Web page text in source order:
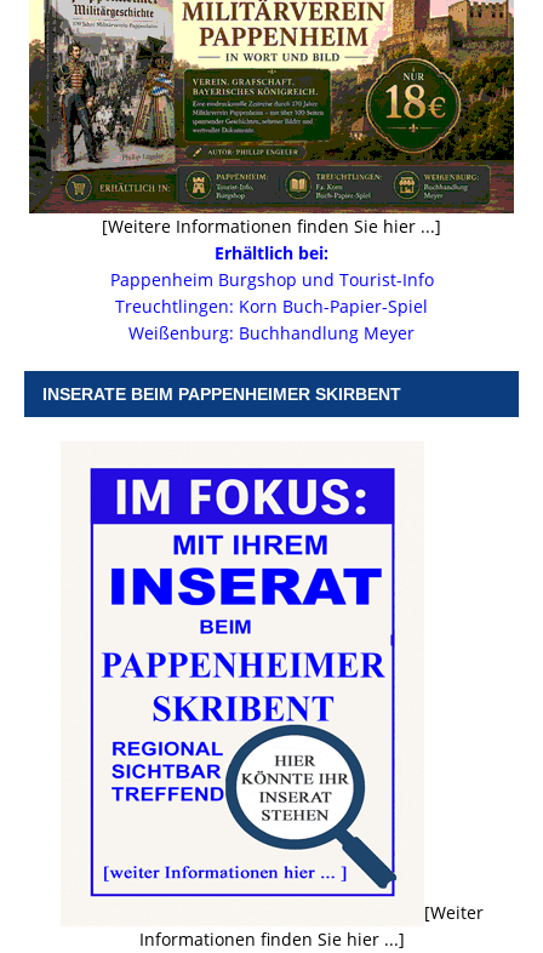
[Weitere Informationen finden Sie hier ...]
Erhältlich bei:
Pappenheim Burgshop und Tourist-Info
Treuchtlingen: Korn Buch-Papier-Spiel
Weißenburg: Buchhandlung Meyer
INSERATE BEIM PAPPENHEIMER SKIRBENT
[Weiter
Informationen finden Sie hier ...]